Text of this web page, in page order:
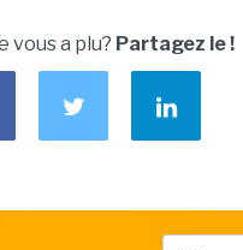
vous a plu? Partagez le !